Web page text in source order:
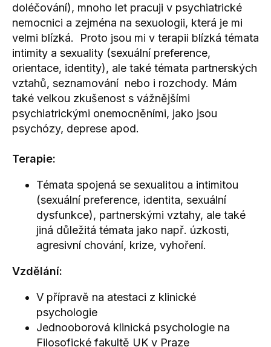
doléčování), mnoho let pracuji v psychiatrické
nemocnici a zejména na sexuologii, která je mi
velmi blízká. Proto jsou mi v terapii blízká témata
intimity a sexuality (sexuální preference,
orientace, identity), ale také témata partnerských
vztahů, seznamování nebo i rozchody. Mám
také velkou zkušenost s vážnějšími
psychiatrickými onemocněními, jako jsou
psychózy, deprese apod.
Terapie:
Témata spojená se sexualitou a intimitou
(sexuální preference, identita, sexuální
dysfunkce), partnerskými vztahy, ale také
jiná důležitá témata jako např. úzkosti,
agresivní chování, krize, vyhoření.
Vzdělání:
V přípravě na atestaci z klinické
psychologie
Jednooborová klinická psychologie na
Filosofické fakultě UK v Praze